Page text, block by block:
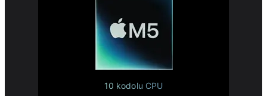
10 kodolu CPU